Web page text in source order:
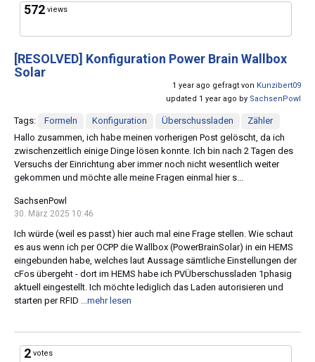
572 views
[RESOLVED] Konfiguration Power Brain Wallbox
Solar
1 year ago gefragt von Kunzibert09
updated 1 year ago by SachsenPowl
Tags: Formeln Konfiguration Überschussladen
Zähler
Hallo zusammen, ich habe meinen vorherigen Post gelöscht, da ich
zwischenzeitlich einige Dinge lösen konnte. Ich bin nach 2 Tagen des
Versuchs der Einrichtung aber immer noch nicht wesentlich weiter
gekommen und möchte alle meine Fragen einmal hier s...
SachsenPowl
30. März 2025 10:46
Ich würde (weil es passt) hier auch mal eine Frage stellen. Wie schaut
es aus wenn ich per OCPP die Wallbox (PowerBrainSolar) in ein HEMS
eingebunden habe, welches laut Aussage sämtliche Einstellungen der
cFos übergeht - dort im HEMS habe ich PVÜberschussladen 1phasig
aktuell eingestellt. Ich möchte lediglich das Laden autorisieren und
starten per RFID ...mehr lesen
2 votes